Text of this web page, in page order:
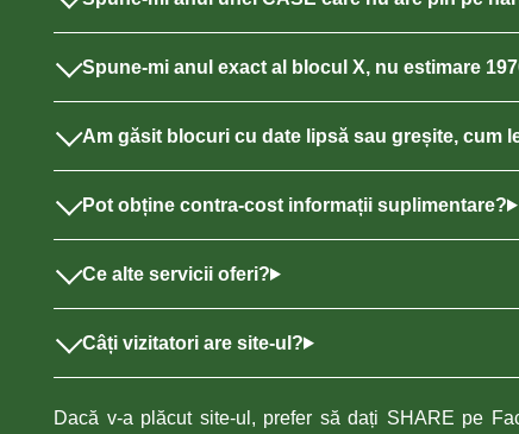
Spune-mi anul exact al blocul X, nu estimare
Am găsit blocuri cu date lipsă sau greșite, cum
Pot obține contra-cost informații suplimentare?
Ce alte servicii oferi?
Câți vizitatori are site-ul?
Dacă v-a plăcut site-ul, prefer să dați SHARE pe